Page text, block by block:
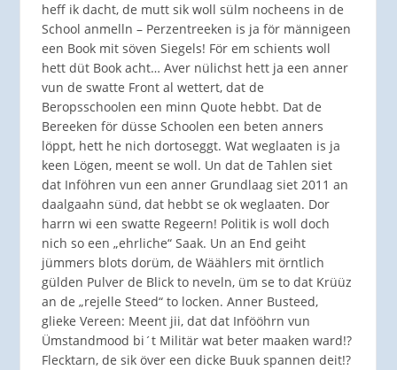
heff ik dacht, de mutt sik woll sülm nocheens in de
School anmelln – Perzentreeken is ja för männigeen
een Book mit söven Siegels! För em schients woll
hett düt Book acht… Aver nülichst hett ja een anner
vun de swatte Front al wettert, dat de
Beropsschoolen een minn Quote hebbt. Dat de
Bereeken för düsse Schoolen een beten anners
löppt, hett he nich dortoseggt. Wat weglaaten is ja
keen Lögen, meent se woll. Un dat de Tahlen siet
dat Inföhren vun een anner Grundlaag siet 2011 an
daalgaahn sünd, dat hebbt se ok weglaaten. Dor
harrn wi een swatte Regeern! Politik is woll doch
nich so een „ehrliche“ Saak. Un an End geiht
jümmers blots dorüm, de Wäählers mit örntlich
gülden Pulver de Blick to neveln, üm se to dat Krüüz
an de „rejelle Steed“ to locken. Anner Busteed,
glieke Vereen: Meent jii, dat dat Infööhrn vun
Ümstandmood bi´t Militär wat beter maaken ward!?
Flecktarn, de sik över een dicke Buuk spannen deit!?